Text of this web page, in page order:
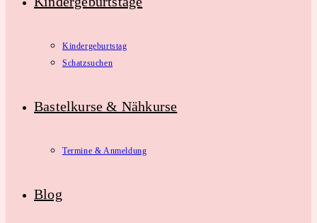
Kindergeburtstag
Schatzsuchen
Bastelkurse & Nähkurse
Termine & Anmeldung
Blog